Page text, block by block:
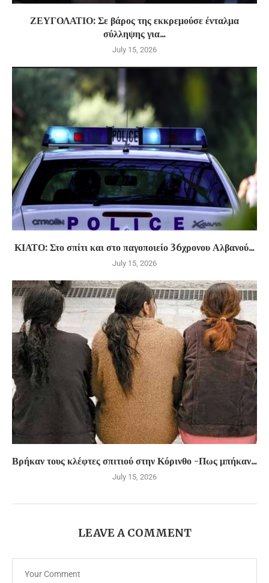
ΖΕΥΓΟΛΑΤΙΟ: Σε βάρος της εκκρεμούσε ένταλμα
σύλληψης για...
July 15, 2026
ΚΙΑΤΟ: Στο σπίτι και στο παγοποιείο 36χρονου Αλβανού...
July 15, 2026
Βρήκαν τους κλέφτες σπιτιού στην Κόρινθο -Πως μπήκαν...
July 15, 2026
LEAVE A COMMENT